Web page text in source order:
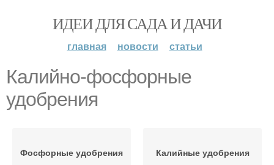
ИДЕИ ДЛЯ САДА И ДАЧИ
главная новости статьи
Калийно-фосфорные
удобрения
Фосфорные удобрения Калийные удобрения